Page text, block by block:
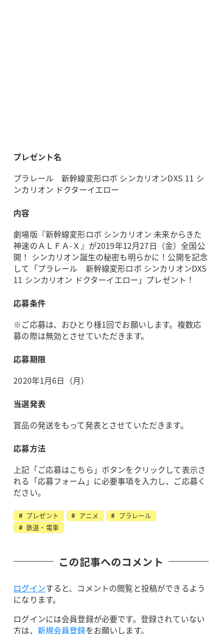
プレゼント名
プラレール 新幹線変形ロボ シンカリオンDXS 11 シ
ンカリオン ドクターイエロー
内容
劇場版『新幹線変形ロボ シンカリオン 未来からきた
神速のＡＬＦＡ-Ｘ』が2019年12月27日（金）全国公
開！ シンカリオン誕生の秘密も明らかに！公開を記念
して「プラレール 新幹線変形ロボ シンカリオンDXS
11 シンカリオン ドクターイエロー」プレゼント！
応募条件
※ご応募は、おひとり様1回でお願いします。複数応
募の際は無効とさせていただきます。
応募期限
2020年1月6日（月）
当選発表
賞品の発送をもって発表とさせていただきます。
応募方法
上記「ご応募はこちら」ボタンをクリックして表示さ
れる「応募フォーム」に必要事項を入力し、ご応募く
ださい。
プレゼント アニメ
プラレール
鉄道・電車
この記事へのコメント
ログインすると、コメントの閲覧と投稿ができるよう
になります。
ログインには会員登録が必要です。登録されていない
方は、 新規会員登録をお願いします。